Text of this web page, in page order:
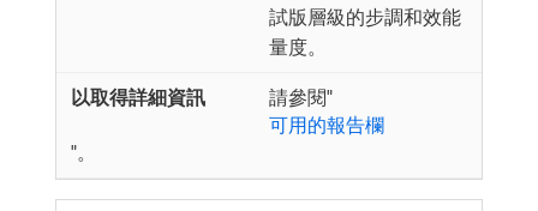
試版層級的步調和效能
量度。
請參閱"
可用的報告欄
"。